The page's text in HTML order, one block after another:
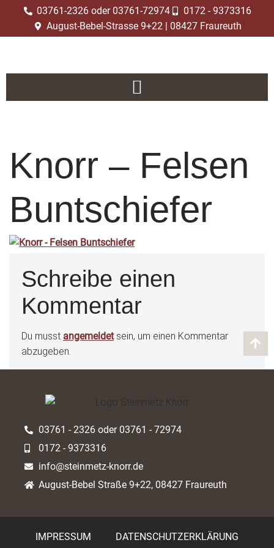
03761-2326 oder 03761-72974
0172 - 9373316
August-Bebel-Strasse 9+22 | 08427 Fraureuth
Knorr – Felsen
Buntschiefer
Schreibe einen
Kommentar
Du musst angemeldetsein, um einen Kommentar
abzugeben.
03761 - 2326 oder 03761 - 72974
0172 - 9373316
info@steinmetz-knorr.de
August-Bebel Straße 9+22, 08427 Fraureuth
IMPRESSUM DATENSCHUTZERKLÄRUNG